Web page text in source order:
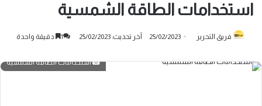
استخدامات الطاقة الشمسية
فريق التحرير 25/02/2023 آخر تحديث: 25/02/2023 1 دقيقة واحدة
استخدامات الطاقة الشمسية